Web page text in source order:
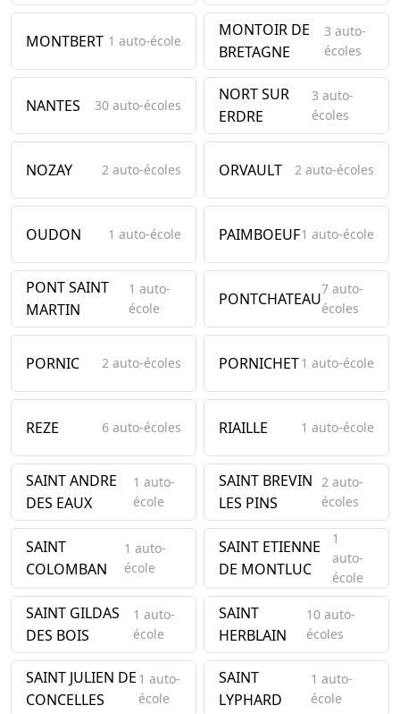
MONTBERT 1 auto-école
MONTOIR DE
BRETAGNE
3 auto-
écoles
NANTES 30 auto-écoles
NORT SUR
ERDRE
3 auto-
écoles
NOZAY 2 auto-écoles ORVAULT 2 auto-écoles
OUDON 1 auto-école PAIMBOEUF1 auto-école
PONT SAINT
MARTIN
1 auto-
école
PONTCHATEAU7 auto-
écoles
PORNIC 2 auto-écoles PORNICHET1 auto-école
REZE 6 auto-écoles RIAILLE 1 auto-école
SAINT ANDRE
DES EAUX
1 auto-
école
SAINT BREVIN
LES PINS
2 auto-
écoles
SAINT
COLOMBAN
1 auto-
école
SAINT ETIENNE
DE MONTLUC
1
auto-
école
SAINT GILDAS
DES BOIS
1 auto-
école
SAINT
HERBLAIN
10 auto-
écoles
SAINT JULIEN DE
CONCELLES
1 auto-
école
SAINT
LYPHARD
1 auto-
école